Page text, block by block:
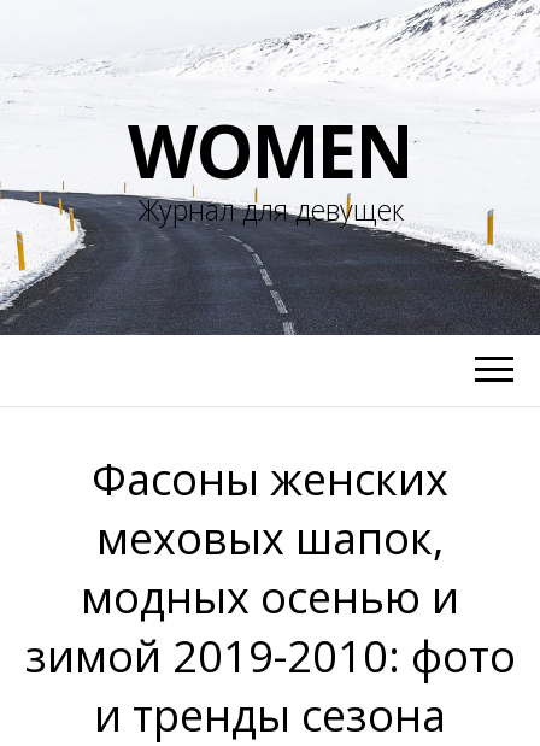
WOMEN
Журнал для девущек
Фасоны женских
меховых шапок,
модных осенью и
зимой 2019-2010: фото
и тренды сезона